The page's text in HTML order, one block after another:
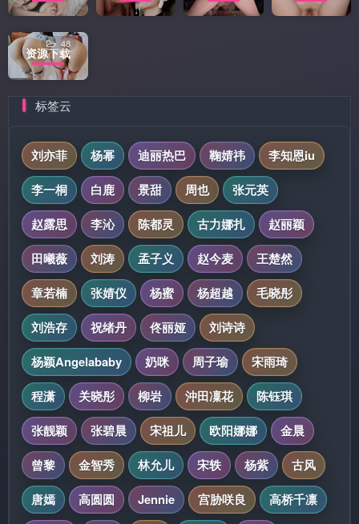
资源下载
48
标签云
刘亦菲 杨幂 迪丽热巴 鞠婧祎
李知恩iu
李一桐
白鹿 景甜 周也
张元英
赵露思
李沁 陈都灵 古力娜扎
赵丽颖
田曦薇
刘涛 孟子义 赵今麦
王楚然
章若楠
张婧仪 杨蜜 杨超越
毛晓彤
刘浩存
祝绪丹 佟丽娅
刘诗诗
杨颖Angelababy
奶咪 周子瑜
宋雨琦
程潇
关晓彤 柳岩 沖田凜花
陈钰琪
张靓颖
张碧晨 宋祖儿 欧阳娜娜
金晨
曾黎
金智秀 林允儿 宋轶 杨紫
古风
唐嫣
高圆圆 Jennie 宫胁咲良
高桥千凛